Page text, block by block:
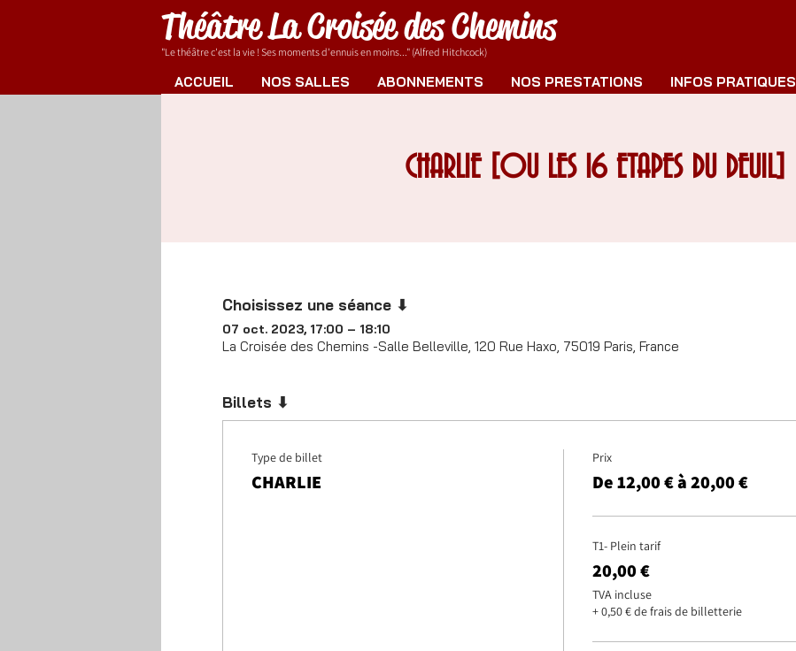
Théâtre La Croisée des Chemins
"Le théâtre c'est la vie ! Ses moments d'ennuis en moins..." (Alfred Hitchcock)
ACCUEIL NOS SALLES ABONNEMENTS NOS PRESTATIONS INFOS PRATIQUES
CHARLIE [OU LES 16 ETAPES DU DEUIL]
Choisissez une séance ⬇
07 oct. 2023, 17:00 – 18:10
La Croisée des Chemins -Salle Belleville, 120 Rue Haxo, 75019 Paris, France
Billets ⬇
Type de billet
CHARLIE
Prix
De 12,00 € à 20,00 €
T1- Plein tarif
20,00 €
TVA incluse
+ 0,50 € de frais de billetterie